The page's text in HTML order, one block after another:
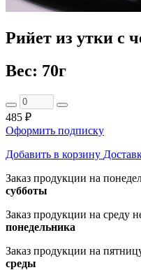
Рийет из утки с
Вес: 70г
485 ₽
Оформить подписку
Добавить в корзину
Заказ продукции на
субботы
Заказ продукции на среду
понедельника
Заказ продукции на
среды